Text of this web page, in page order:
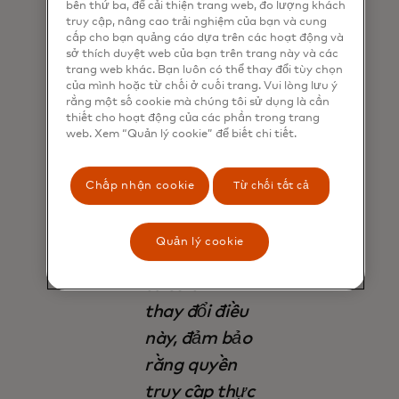
trưởng
thành trên
toàn thế giới
vẫn chưa
được tiếp cận
phẩm ngân
hàng. Làm
việc cùng
nhau, chúng
ta có thể
thay đổi điều
này, đảm bảo
rằng quyền
truy cập thực
bên thứ ba, để cải thiện trang web, đo lượng khách
truy cập, nâng cao trải nghiệm của bạn và cung
cấp cho bạn quảng cáo dựa trên các hoạt động và
sở thích duyệt web của bạn trên trang này và các
trang web khác. Bạn luôn có thể thay đổi tùy chọn
của mình hoặc từ chối ở cuối trang. Vui lòng lưu ý
rằng một số cookie mà chúng tôi sử dụng là cần
thiết cho hoạt động của các phần trong trang
web. Xem “Quản lý cookie” để biết chi tiết.
Chấp nhận cookie Từ chối tất cả
Quản lý cookie